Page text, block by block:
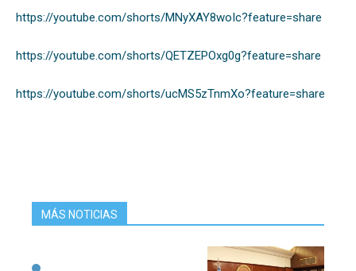
https://youtube.com/shorts/MNyXAY8woIc?feature=share
https://youtube.com/shorts/QETZEPOxg0g?feature=share
https://youtube.com/shorts/ucMS5zTnmXo?feature=share
MÁS NOTICIAS